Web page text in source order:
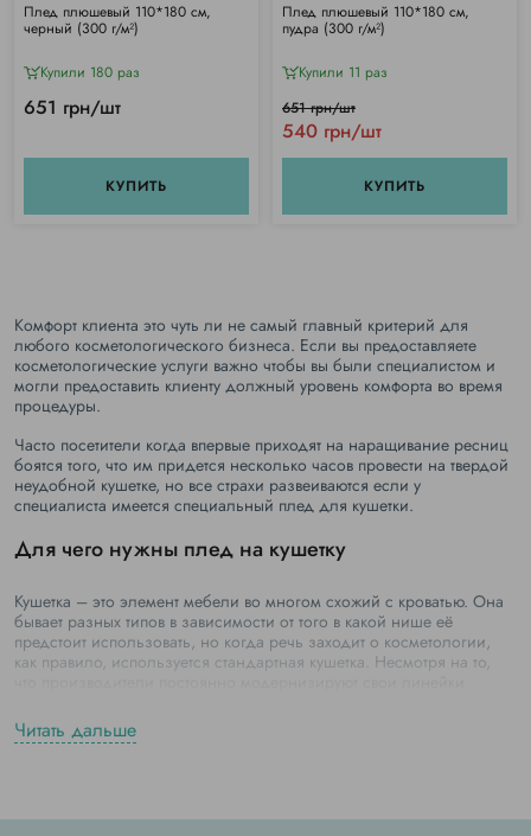
Плед плюшевый 110*180 см,
черный (300 г/м²)
Купили 180 раз
651 грн/шт
КУПИТЬ
Плед плюшевый 110*180 см,
пудра (300 г/м²)
Купили 11 раз
540 грн/шт
651 грн/шт
КУПИТЬ
Комфорт клиента это чуть ли не самый главный критерий для
любого косметологического бизнеса. Если вы предоставляете
косметологические услуги важно чтобы вы были специалистом и
могли предоставить клиенту должный уровень комфорта во время
процедуры.
Часто посетители когда впервые приходят на наращивание ресниц
боятся того, что им придется несколько часов провести на твердой
неудобной кушетке, но все страхи развеиваются если у
специалиста имеется специальный плед для кушетки.
Для чего нужны плед на кушетку
Кушетка – это элемент мебели во многом схожий с кроватью. Она
бывает разных типов в зависимости от того в какой нише её
предстоит использовать, но когда речь заходит о косметологии,
как правило, используется стандартная кушетка. Несмотря на то,
невозможно, ведь сама по себе кушетка также часто используется в
медицине, где комфорт занимает далеко не первое место по
неудобств. Мягкий плед на кушетку позволит смягчить жесткость.
Читать дальше